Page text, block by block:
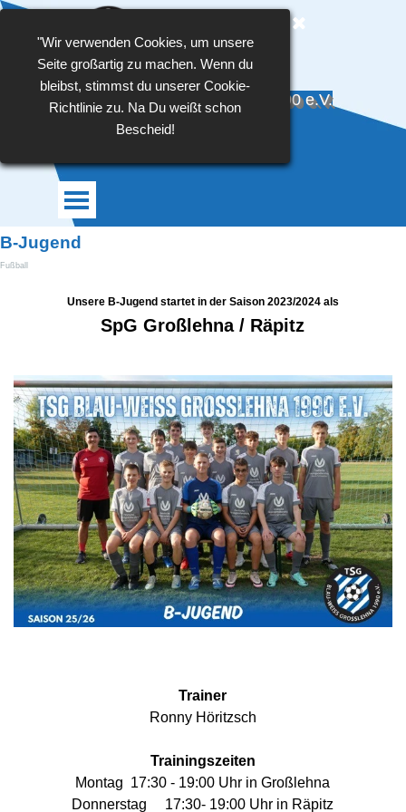
"Wir verwenden Cookies, um unsere
Seite großartig zu machen. Wenn du
bleibst, stimmst du unserer Cookie-
Richtlinie zu. Na Du weißt schon
Bescheid!
Direkt zum Seiteninhalt
TSG Blau-Weiß Großlehna 1990 e.V.
Menü überspringen
B-Jugend
Fußball
Unsere B-Jugend startet in der Saison 2023/2024 als
SpG Großlehna / Räpitz
Trainer
Ronny Höritzsch
Trainingszeiten
Montag 17:30 - 19:00 Uhr in Großlehna
Donnerstag 17:30- 19:00 Uhr in Räpitz